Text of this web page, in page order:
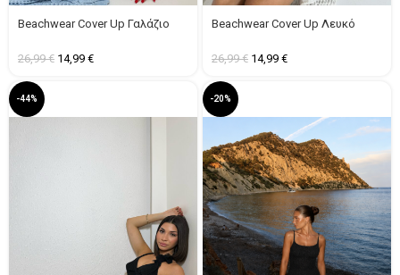
Beachwear Cover Up Γαλάζιο
26,99€ 14,99 €
Beachwear Cover Up Λευκό
26,99€ 14,99 €
-44% -20%